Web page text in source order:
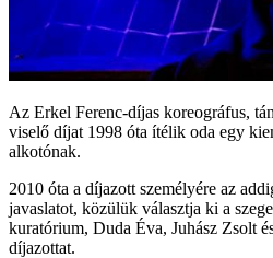
Az Erkel Ferenc-díjas koreográfus,
viselő díjat 1998 óta ítélik oda egy
alkotónak.
2010 óta a díjazott személyére az
javaslatot, közülük választja ki a
kuratórium, Duda Éva, Juhász Zsolt
díjazottat.